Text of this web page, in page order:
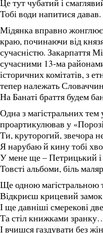
Це тут чубатий і
Тобі води напитися давав.
Мідянка вправно
краю, починаючи від
сучасністю. Закарпаття
сучасними 13-ма
історичних комітатів, з
тепер належать
На Банаті браття будем
Одна з магістральних тем
проартикулював у
Ти, круторогий, звечора
Я нарубаю й кину тобі
У мене ще – Петрицький і
Товсті альбоми, біль
Ще одною магістральною
Відкриєш крицевий замок
І ще давніші смерекові
Та стіл книжками
І вчишся газдувати без